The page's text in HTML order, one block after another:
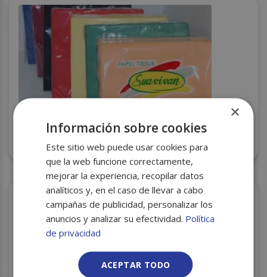
SERVILLETAS 40X40 AZUL 2H C/24
×
Información sobre cookies
Este sitio web puede usar cookies para
que la web funcione correctamente,
mejorar la experiencia, recopilar datos
analíticos y, en el caso de llevar a cabo
campañas de publicidad, personalizar los
anuncios y analizar su efectividad. Política
de privacidad
ACEPTAR TODO